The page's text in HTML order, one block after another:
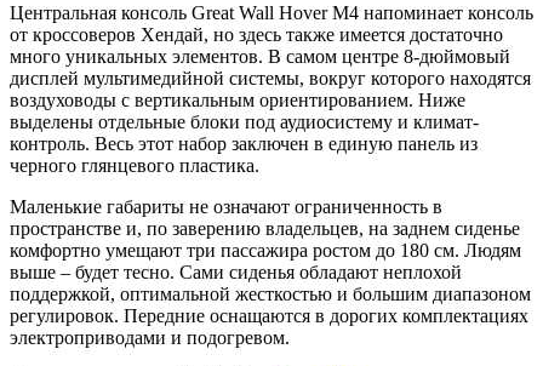
Центральная консоль Great Wall Hover M4 напоминает консоль
от кроссоверов Хендай, но здесь также имеется достаточно
много уникальных элементов. В самом центре 8-дюймовый
дисплей мультимедийной системы, вокруг которого находятся
воздуховоды с вертикальным ориентированием. Ниже
выделены отдельные блоки под аудиосистему и климат-
контроль. Весь этот набор заключен в единую панель из
черного глянцевого пластика.
Маленькие габариты не означают ограниченность в
пространстве и, по заверению владельцев, на заднем сиденье
комфортно умещают три пассажира ростом до 180 см. Людям
выше – будет тесно. Сами сиденья обладают неплохой
поддержкой, оптимальной жесткостью и большим диапазоном
регулировок. Передние оснащаются в дорогих комплектациях
электроприводами и подогревом.